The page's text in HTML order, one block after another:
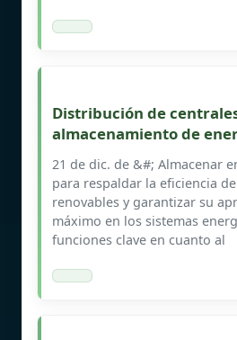
Distribución de
almacenamiento de
21 de dic. de &#; Almacenar
para respaldar la eficiencia
renovables y garantizar su
máximo en los sistemas
funciones clave en cuanto al